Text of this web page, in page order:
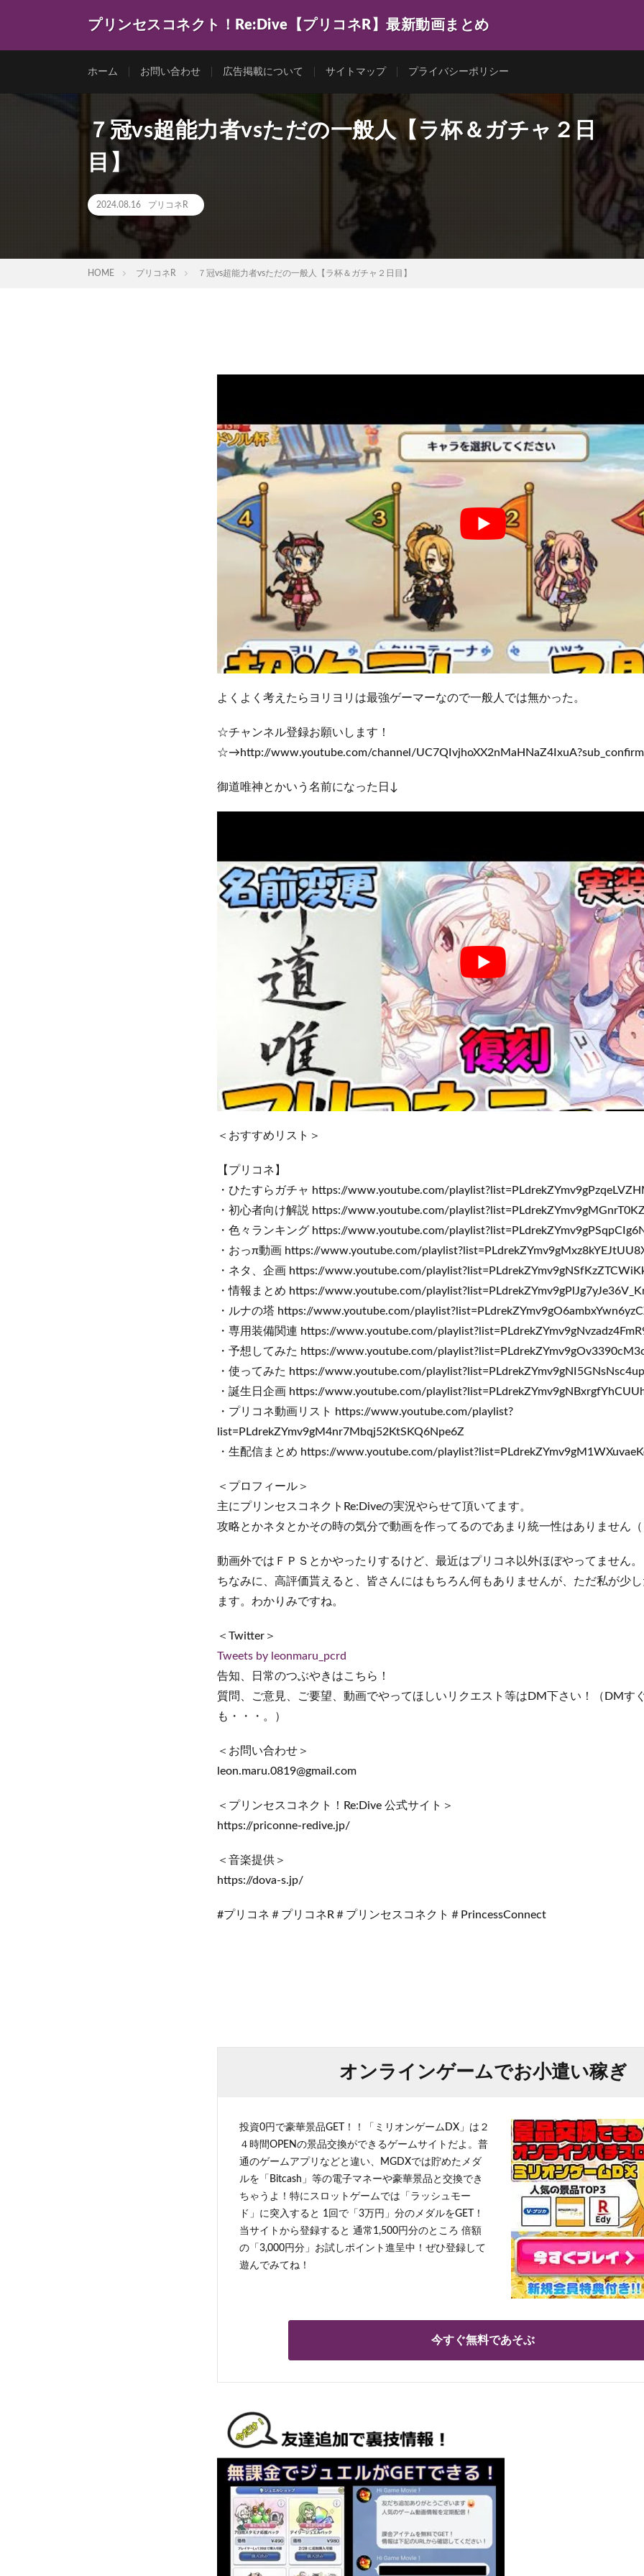
プリンセスコネクト！Re:Dive【プリコネR】最新動画まとめ
ホーム お問い合わせ 広告掲載について サイトマップ プライバシーポリシー
７冠vs超能力者vsただの一般人【ラ杯＆ガチャ２日
目】
2024.08.16 プリコネR
HOME プリコネR ７冠vs超能力者vsただの一般人【ラ杯＆ガチャ２日目】
よくよく考えたらヨリヨリは最強ゲーマーなので一般人では無かった。
☆チャンネル登録お願いします！
☆→http://www.youtube.com/channel/
御道唯神とかいう名前になった日↓
＜おすすめリスト＞
【プリコネ】
・ひたすらガチャ https://www.youtube.com/
・初心者向け解説 https://www.youtube.com/
・色々ランキング https://www.youtube.com/
・おっπ動画 https://www.youtube.com/
・ネタ、企画 https://www.youtube.com/
・情報まとめ https://www.youtube.com/
・ルナの塔 https://www.youtube.com/
・専用装備関連 https://www.youtube.com/
・予想してみた https://www.youtube.com/
・使ってみた https://www.youtube.com/
・誕生日企画 https://www.youtube.com/
・プリコネ動画リスト https://www.youtube.com/playlist?
list=PLdrekZYmv9gM4nr7Mbqj52KtSKQ6Npe6Z
・生配信まとめ https://www.youtube.com/
＜プロフィール＞
主にプリンセスコネクトRe:Diveの実況やらせて頂いてます。
攻略とかネタとかその時の気分で動画を作ってるのであまり統一性はありません（
動画外ではＦＰＳとかやったりするけど、最近はプリコネ以外ほぼやってません。
ちなみに、高評価貰えると、皆さんにはもちろん何もありませんが、ただ私が少
ます。わかりみですね。
＜Twitter＞
Tweets by leonmaru_pcrd
告知、日常のつぶやきはこちら！
質問、ご意見、ご要望、動画でやってほしいリクエスト等はDM下さい！（DMす
も・・・。）
＜お問い合わせ＞
leon.maru.0819@gmail.com
＜プリンセスコネクト！Re:Dive 公式サイト＞
https://priconne-redive.jp/
＜音楽提供＞
https://dova-s.jp/
#プリコネ＃プリコネR＃プリンセスコネクト＃PrincessConnect
オンラインゲームでお小遣い稼ぎ
投資0円で豪華景品GET！！「ミリオンゲームDX」は２
４時間OPENの景品交換ができるゲームサイトだよ。普
通のゲームアプリなどと違い、MGDXでは貯めたメダ
ルを「Bitcash」等の電子マネーや豪華景品と交換でき
ちゃうよ！特にスロットゲームでは「ラッシュモー
ド」に突入すると 1回で「3万円」分のメダルをGET！
当サイトから登録すると 通常1,500円分のところ 倍額
の「3,000円分」お試しポイント進呈中！ぜひ登録して
遊んでみてね！
今すぐ無料であそぶ